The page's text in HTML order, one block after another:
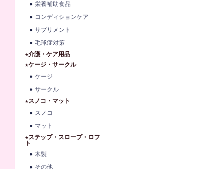
栄養補助食品
コンディションケア
サプリメント
毛球症対策
★介護・ケア用品
★ケージ・サークル
ケージ
サークル
★スノコ・マット
スノコ
マット
★ステップ・スロープ・ロフ
ト
木製
その他